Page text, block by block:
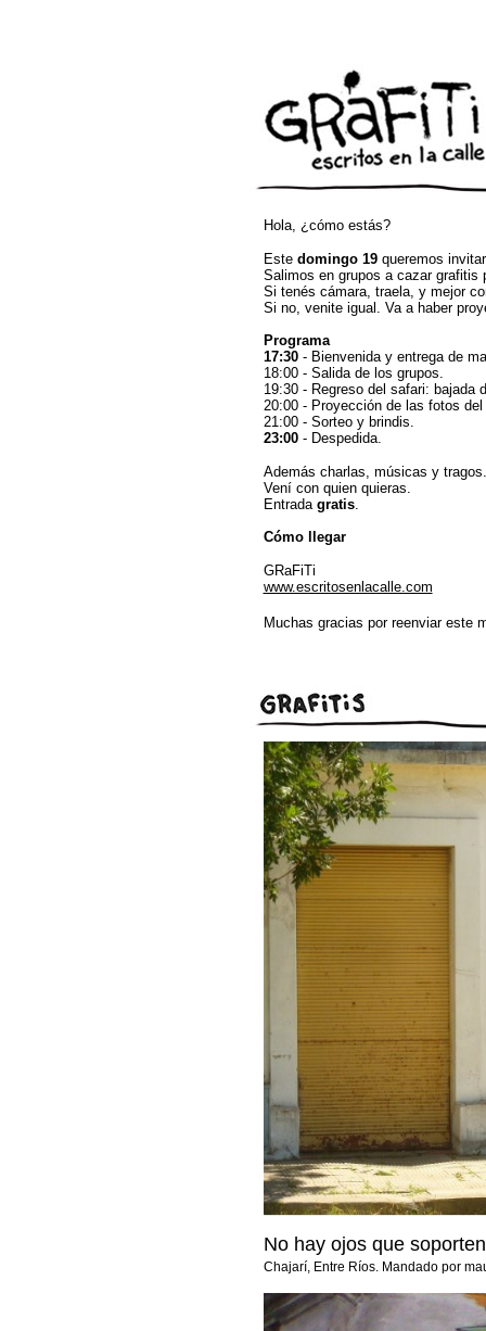
Hola, ¿cómo estás?
Este domingo 19queremos
Salimos en grupos a cazar
Si tenés cámara, traela, y mejor
Si no, venite igual. Va a haber
Programa
17:30 - Bienvenida y entrega de
18:00 - Salida de los grupos.
19:30 - Regreso del safari: bajada
20:00 - Proyección de las fotos del
21:00 - Sorteo y brindis.
23:00- Despedida.
Además charlas, músicas y
Vení con quien quieras.
Entrada gratis.
Cómo llegar
GRaFiTi
www.escritosenlacalle.com
Muchas gracias por reenviar este
No hay ojos que
Chajarí, Entre Ríos. Mandado por